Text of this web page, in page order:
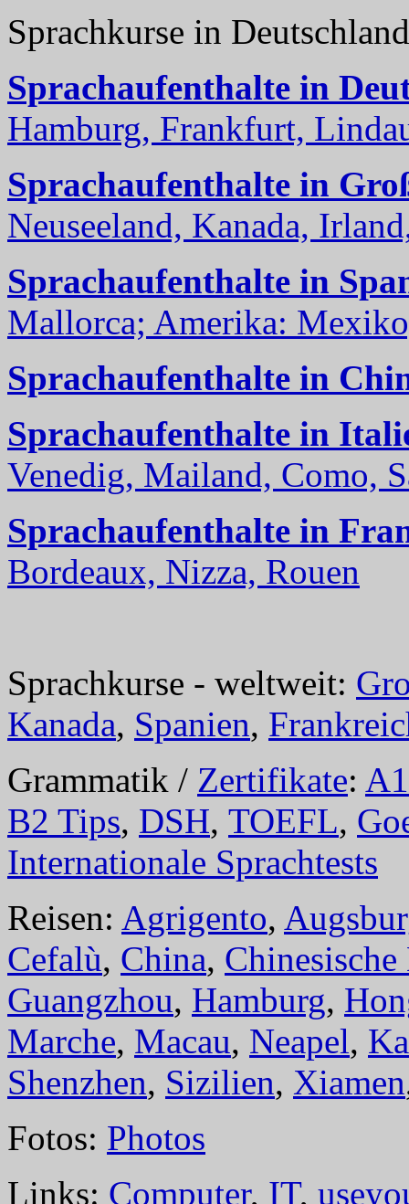
Sprachkurse in
Sprachaufenthalte in
Hamburg, Frankfurt,
Sprachaufenthalte in
Neuseeland, Kanada,
Sprachaufenthalte in
Mallorca; Amerika:
Sprachaufenthalte in
Sprachaufenthalte in
Venedig, Mailand, Como,
Sprachaufenthalte in
Bordeaux, Nizza, Rouen
Sprachkurse - weltweit:
Kanada, Spanien,
Grammatik / Zertifikate: A1
B2 Tips, DSH, TOEFL,
Internationale Sprachtests
Reisen: Agrigento,
Cefalù, China, Chinesische
Guangzhou, Hamburg,
Marche, Macau, Neapel,
Shenzhen, Sizilien, Xiamen
Fotos: Photos
Links: Computer, IT,